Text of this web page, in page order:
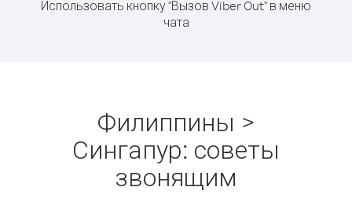
Использовать кнопку "Вызов Viber Out" в меню
чата
Филиппины >
Сингапур: советы
звонящим